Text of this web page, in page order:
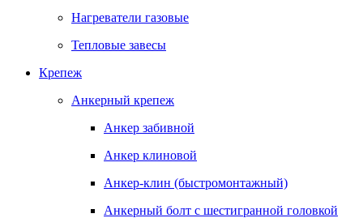
Нагреватели газовые
Тепловые завесы
Крепеж
Анкерный крепеж
Анкер забивной
Анкер клиновой
Анкер-клин (быстромонтажный)
Анкерный болт с шестигранной головкой